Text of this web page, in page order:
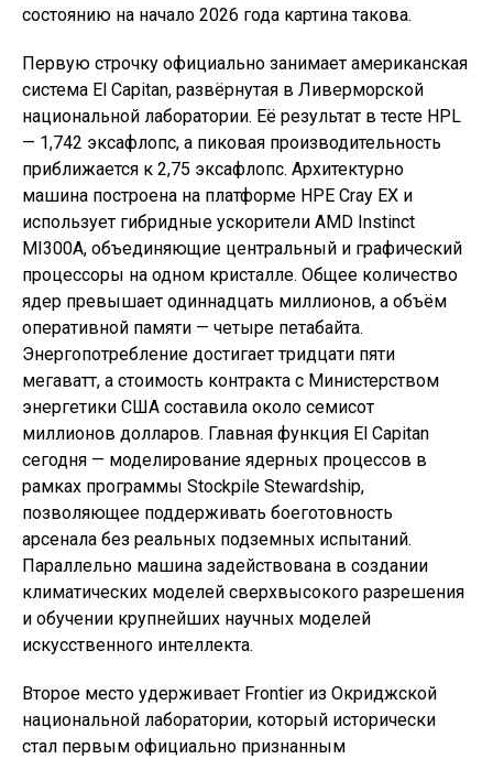
состоянию на начало 2026 года картина такова.
Первую строчку официально занимает американская
система El Capitan, развёрнутая в Ливерморской
национальной лаборатории. Её результат в тесте HPL
— 1,742 эксафлопс, а пиковая производительность
приближается к 2,75 эксафлопс. Архитектурно
машина построена на платформе HPE Cray EX и
использует гибридные ускорители AMD Instinct
MI300A, объединяющие центральный и графический
процессоры на одном кристалле. Общее количество
ядер превышает одиннадцать миллионов, а объём
оперативной памяти — четыре петабайта.
Энергопотребление достигает тридцати пяти
мегаватт, а стоимость контракта с Министерством
энергетики США составила около семисот
миллионов долларов. Главная функция El Capitan
сегодня — моделирование ядерных процессов в
рамках программы Stockpile Stewardship,
позволяющее поддерживать боеготовность
арсенала без реальных подземных испытаний.
Параллельно машина задействована в создании
климатических моделей сверхвысокого разрешения
и обучении крупнейших научных моделей
искусственного интеллекта.
Второе место удерживает Frontier из Окриджской
национальной лаборатории, который исторически
стал первым официально признанным